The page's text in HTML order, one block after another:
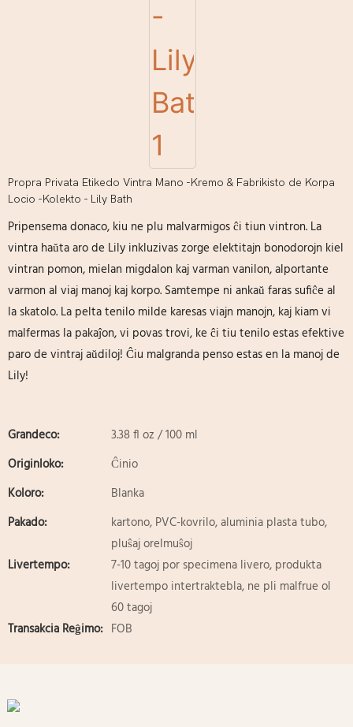
Propra Privata Etikedo Vintra Mano -Kremo & Fabrikisto de Korpa
Locio -Kolekto - Lily Bath
Pripensema donaco, kiu ne plu malvarmigos ĉi tiun vintron. La
vintra haŭta aro de Lily inkluzivas zorge elektitajn bonodorojn kiel
vintran pomon, mielan migdalon kaj varman vanilon, alportante
varmon al viaj manoj kaj korpo. Samtempe ni ankaŭ faras sufiĉe al
la skatolo. La pelta tenilo milde karesas viajn manojn, kaj kiam vi
malfermas la pakaĵon, vi povas trovi, ke ĉi tiu tenilo estas efektive
paro de vintraj aŭdiloj! Ĉiu malgranda penso estas en la manoj de
Lily!
Grandeco:
3.38 fl oz / 100 ml
Originloko:
Ĉinio
Koloro:
Blanka
Pakado:
kartono, PVC-kovrilo, aluminia plasta tubo,
pluŝaj orelmuŝoj
Livertempo:
7-10 tagoj por specimena livero, produkta
livertempo intertraktebla, ne pli malfrue ol
60 tagoj
Transakcia Reĝimo: FOB